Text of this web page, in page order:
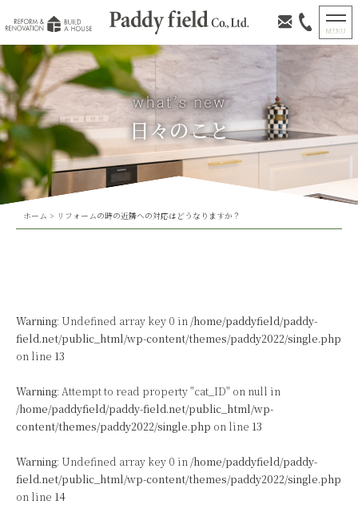
日々のこと
ホーム > リフォームの時の近隣への対応はどうなりますか？
Warning: Undefined array key 0 in /home/paddyfield/paddy-
field.net/public_html/wp-content/themes/paddy2022/single.php
on line 13
Warning: Attempt to read property "cat_ID" on null in
/home/paddyfield/paddy-field.net/public_html/wp-
content/themes/paddy2022/single.php on line 13
Warning: Undefined array key 0 in /home/paddyfield/paddy-
field.net/public_html/wp-content/themes/paddy2022/single.php
on line 14